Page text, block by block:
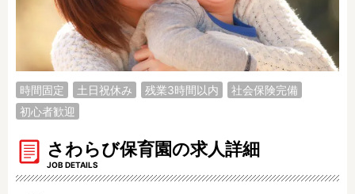
時間固定 土日祝休み 残業3時間以内
社会保険完備
初心者歓迎
さわらび保育園の求人詳細
JOB DETAILS
栄養士
調理師
調理補助
看護師
保育事務
その他
施設形態
公立保育園
認定こども園
幼稚園
小規模認可保育園